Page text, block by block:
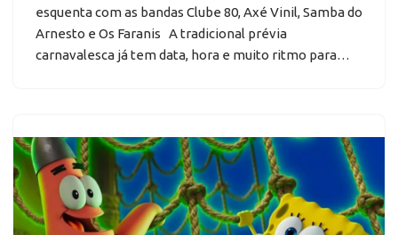
esquenta com as bandas Clube 80, Axé Vinil, Samba do
Arnesto e Os Faranis A tradicional prévia
carnavalesca já tem data, hora e muito ritmo para…